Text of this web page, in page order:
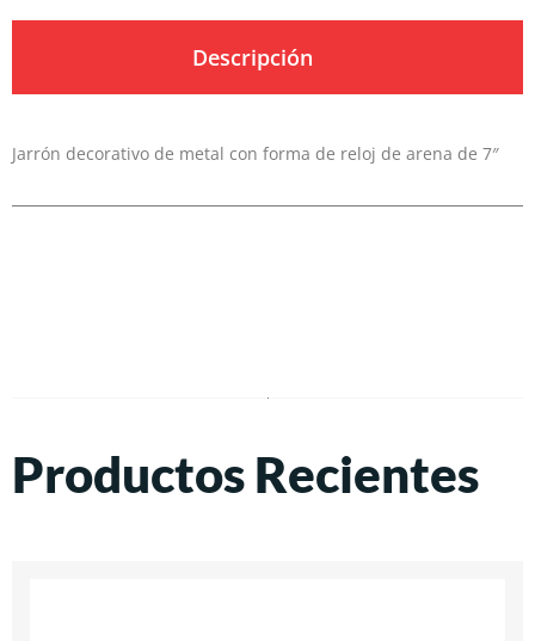
Descripción
Jarrón decorativo de metal con forma de reloj de arena de 7″
Productos Recientes